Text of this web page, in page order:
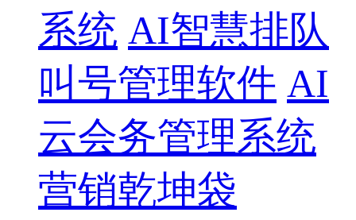
系统 AI智慧排队
叫号管理软件 AI
云会务管理系统
营销乾坤袋